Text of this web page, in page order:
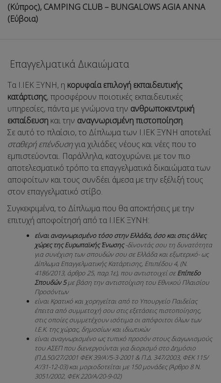
(Κύπρος), CAMPING CLUB – BUNGALOWS AGIA ANNA
(Εύβοια)
Επαγγελματικά Δικαιώματα
Τα Ι.ΙΕΚ ΞΥΝΗ, η κορυφαία επιλογή εκπαιδευτικής
κατάρτισης, προσφέρουν ποιοτικές εκπαιδευτικές
υπηρεσίες, πάντα με γνώμονα την ανθρωποκεντρική
εκπαίδευση και την αναγνωρισμένη πιστοποίηση.
Σε αυτό το πλαίσιο, το Δίπλωμα των Ι.ΙΕΚ ΞΥΝΗ αποτελεί
σταθερή επένδυσηγια χιλιάδες νέους και νέες που το
εμπιστεύονται. Παράλληλα, κατοχυρώνει με τον πιο
αποτελεσματικό τρόπο τα επαγγελματικά δικαιώματα των
αποφοίτων και τους συνδέει άμεσα με την εξέλιξή τους
στον επαγγελματικό στίβο.
Συγκεκριμένα, το Δίπλωμα που θα αποκτήσεις με την
επιτυχή αποφοίτησή από τα Ι.ΙΕΚ ΞΥΝΗ:
είναι αναγνωρισμένο τόσο στην Ελλάδα, όσο και στις άλλες
χώρες της Ευρωπαϊκής Ένωσης-δίνοντάς σου τη δυνατότητα
για συνέχιση των σπουδών σου σε Ελλάδα και εξωτερικό- ως
Δίπλωμα Επαγγελματικής Κατάρτισης, Επιπέδου 4, (Ν.
4186/2013, άρθρο 25, παρ.1ε), που αντιστοιχεί σεΕπίπεδο
Σπουδών 5με βάση την αντιστοίχιση του Εθνικού Πλαισίου
Προσόντων
είναι Κρατικό και χορηγείται από το Υπουργείο Παιδείας
έπειτα από συμμετοχή σου στις εξετάσεις πιστοποίησης,
στις οποίες συμμετέχουν ισότιμα οι απόφοιτοι όλων των
Ι.Ε.Κ. της χώρας, δημοσίων και ιδιωτικών
είναι αναγνωρισμένο ως τυπικό προσόν στους διαγωνισμούς
του ΑΣΕΠ που διενεργούνται για διορισμό στο Δημόσιο
(Π.Δ.50/27/2001 ΦΕΚ 39/Α’/5-3-2001 & Π.Δ. 347/2003, ΦΕΚ 115/
Α’/31-12-03) και μοριοδοτείται με 150 μονάδες (Άρθρο 8 Ν.
3051/2002, ΦΕΚ 220/Α/20-9-02)